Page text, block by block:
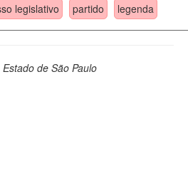
legislativo partido legenda
de São Paulo